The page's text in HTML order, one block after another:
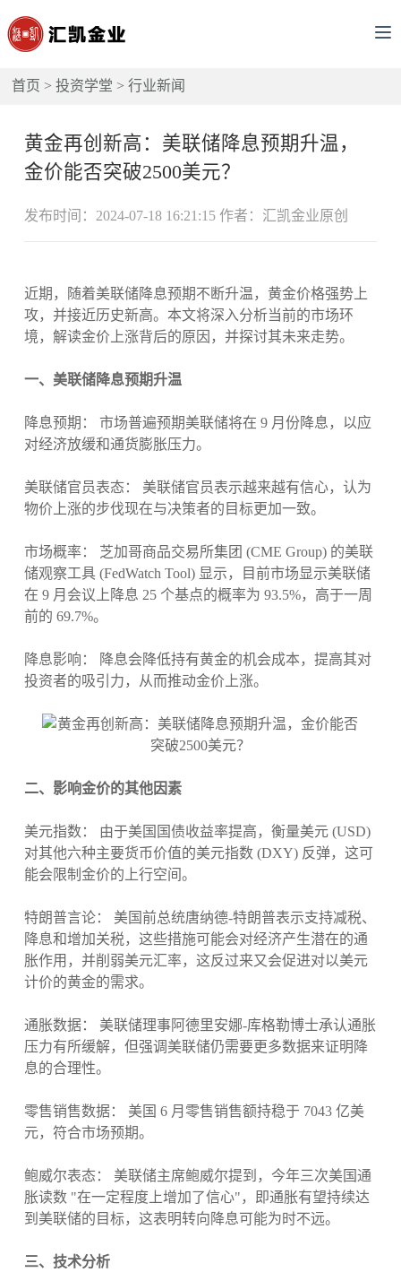
首页 >投资学堂 >行业新闻
黄金再创新高：美联储降息预期升温，
金价能否突破2500美元？
发布时间：2024-07-18 16:21:15 作者：汇凯金业原创
近期，随着美联储降息预期不断升温，黄金价格强势上
攻，并接近历史新高。本文将深入分析当前的市场环
境，解读金价上涨背后的原因，并探讨其未来走势。
一、美联储降息预期升温
降息预期： 市场普遍预期美联储将在 9 月份降息，以应
对经济放缓和通货膨胀压力。
美联储官员表态： 美联储官员表示越来越有信心，认为
物价上涨的步伐现在与决策者的目标更加一致。
市场概率： 芝加哥商品交易所集团 (CME Group) 的美联
储观察工具 (FedWatch Tool) 显示，目前市场显示美联储
在 9 月会议上降息 25 个基点的概率为 93.5%，高于一周
前的 69.7%。
降息影响： 降息会降低持有黄金的机会成本，提高其对
投资者的吸引力，从而推动金价上涨。
二、影响金价的其他因素
美元指数： 由于美国国债收益率提高，衡量美元 (USD)
对其他六种主要货币价值的美元指数 (DXY) 反弹，这可
能会限制金价的上行空间。
特朗普言论： 美国前总统唐纳德-特朗普表示支持减税、
降息和增加关税，这些措施可能会对经济产生潜在的通
胀作用，并削弱美元汇率，这反过来又会促进对以美元
计价的黄金的需求。
通胀数据： 美联储理事阿德里安娜-库格勒博士承认通胀
压力有所缓解，但强调美联储仍需要更多数据来证明降
息的合理性。
零售销售数据： 美国 6 月零售销售额持稳于 7043 亿美
元，符合市场预期。
鲍威尔表态： 美联储主席鲍威尔提到，今年三次美国通
胀读数 "在一定程度上增加了信心"，即通胀有望持续达
到美联储的目标，这表明转向降息可能为时不远。
三、技术分析